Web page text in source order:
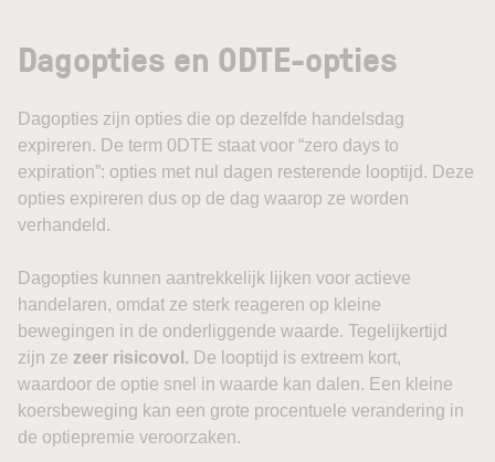
Dagopties en 0DTE-opties
Dagopties zijn opties die op dezelfde handelsdag
expireren. De term 0DTE staat voor “zero days to
expiration”: opties met nul dagen resterende looptijd. Deze
opties expireren dus op de dag waarop ze worden
verhandeld.
Dagopties kunnen aantrekkelijk lijken voor actieve
handelaren, omdat ze sterk reageren op kleine
bewegingen in de onderliggende waarde. Tegelijkertijd
zijn ze zeer risicovol. De looptijd is extreem kort,
waardoor de optie snel in waarde kan dalen. Een kleine
koersbeweging kan een grote procentuele verandering in
de optiepremie veroorzaken.